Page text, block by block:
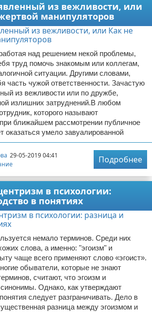
из вежливости, или
манипуляторов
над решением некой проблемы,
труд помочь знакомым или коллегам,
ситуации. Другими словами,
часть чужой ответственности. Зачастую
из вежливости или по дружбе,
излишних затруднений.В любом
которого называют
ближайшем рассмотрении публичное
оказаться умело завуалированной
29-05-2019 04:41
Подробнее
в психологии:
в понятиях
немало терминов. Среди них
слова, а именно: "эгоизм" и
чаще всего применяют слово «эгоист».
обыватели, которые не знают
считают, что эгоизм и
синонимы. Однако, как утверждают
следует разграничивать. Дело в
разница между эгоизмом и